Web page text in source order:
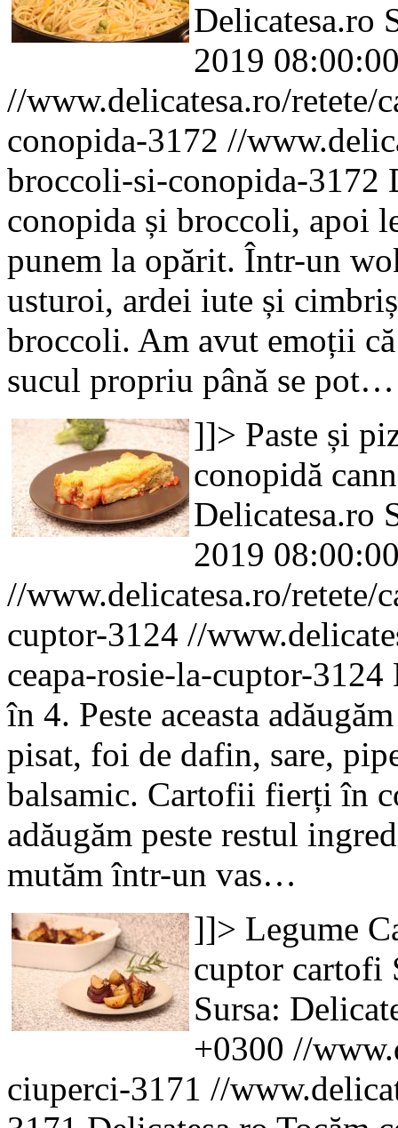
Delicatesa.ro
2019
//www.delicatesa.ro/
conopida-3172 //
broccoli-si-conopida-3172
conopida și broccoli, apoi
punem la opărit. Într-un
usturoi, ardei iute și
broccoli. Am avut emoții
sucul propriu până se pot…
]]> Paste și
conopidă
Delicatesa.ro
2019
//www.delicatesa.ro/
cuptor-3124 //
ceapa-rosie-la-cuptor-3124
în 4. Peste aceasta
pisat, foi de dafin, sare,
balsamic. Cartofii fierți în
adăugăm peste restul
mutăm într-un vas…
]]> Legume
cuptor cartofi
Sursa:
+0300 //
ciuperci-3171 //